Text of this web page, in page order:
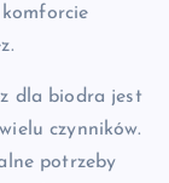
dla biodra jest
czynników.
potrzeby